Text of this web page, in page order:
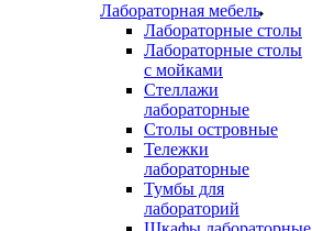
Лабораторная мебель
Лабораторные столы
Лабораторные столы
с мойками
Стеллажи
лабораторные
Столы островные
Тележки
лабораторные
Тумбы для
лабораторий